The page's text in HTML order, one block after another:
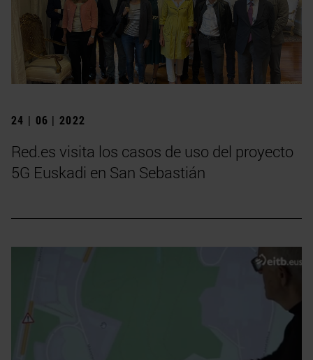
24 | 06 | 2022
Red.es visita los casos de uso del proyecto
5G Euskadi en San Sebastián